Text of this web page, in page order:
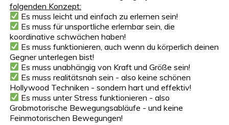
folgenden Konzept:
Es muss leicht und einfach zu erlernen sein!
Es muss für unsportliche erlernbar sein, die
koordinative schwächen haben!
Es muss funktionieren, auch wenn du körperlich deinen
Gegner unterlegen bist!
Es muss unabhängig von Kraft und Größe sein!
Es muss realitätsnah sein - also keine schönen
Hollywood Techniken - sondern hart und effektiv!
Es muss unter Stress funktionieren - also
Grobmotorische Bewegungsabläufe - und keine
Feinmotorischen Bewegungen!